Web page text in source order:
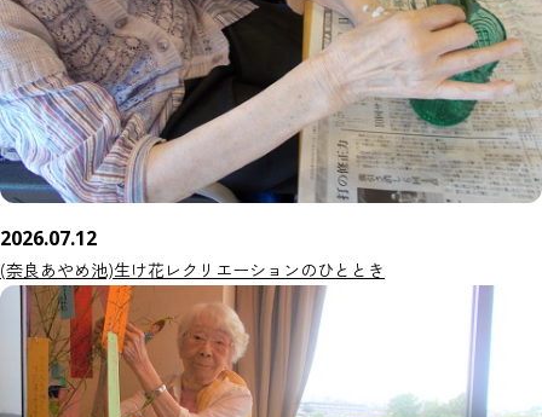
2026.07.12
(奈良あやめ池)生け花レクリエーションのひととき